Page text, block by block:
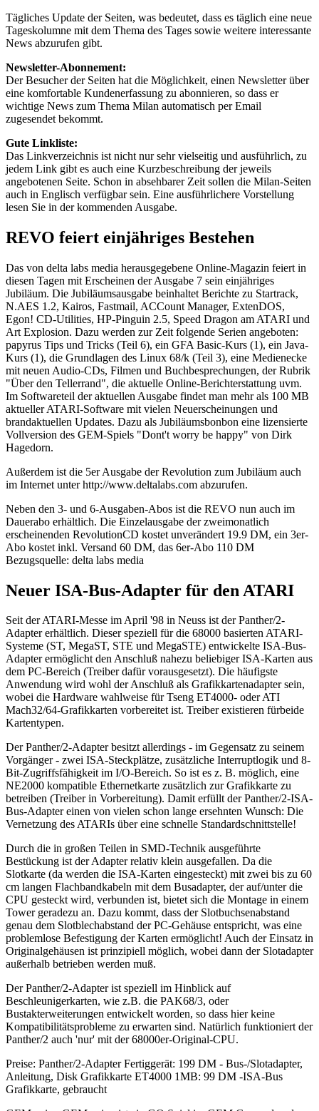
Tägliches Update der Seiten, was bedeutet, dass es täglich eine neue
Tageskolumne mit dem Thema des Tages sowie weitere interessante
News abzurufen gibt.
Newsletter-Abonnement:
Der Besucher der Seiten hat die Möglichkeit, einen Newsletter über
eine komfortable Kundenerfassung zu abonnieren, so dass er
wichtige News zum Thema Milan automatisch per Email
zugesendet bekommt.
Gute Linkliste:
Das Linkverzeichnis ist nicht nur sehr vielseitig und ausführlich, zu
jedem Link gibt es auch eine Kurzbeschreibung der jeweils
angebotenen Seite. Schon in absehbarer Zeit sollen die Milan-Seiten
auch in Englisch verfügbar sein. Eine ausführlichere Vorstellung
lesen Sie in der kommenden Ausgabe.
REVO feiert einjähriges Bestehen
Das von delta labs media herausgegebene Online-Magazin feiert in
diesen Tagen mit Erscheinen der Ausgabe 7 sein einjähriges
Jubiläum. Die Jubiläumsausgabe beinhaltet Berichte zu Startrack,
N.AES 1.2, Kairos, Fastmail, ACCount Manager, ExtenDOS,
Egon! CD-Utilities, HP-Pinguin 2.5, Speed Dragon am ATARI und
Art Explosion. Dazu werden zur Zeit folgende Serien angeboten:
papyrus Tips und Tricks (Teil 6), ein GFA Basic-Kurs (1), ein Java-
Kurs (1), die Grundlagen des Linux 68/k (Teil 3), eine Medienecke
mit neuen Audio-CDs, Filmen und Buchbesprechungen, der Rubrik
"Über den Tellerrand", die aktuelle Online-Berichterstattung uvm.
Im Softwareteil der aktuellen Ausgabe findet man mehr als 100 MB
aktueller ATARI-Software mit vielen Neuerscheinungen und
brandaktuellen Updates. Dazu als Jubiläumsbonbon eine lizensierte
Vollversion des GEM-Spiels "Dont't worry be happy" von Dirk
Hagedorn.
Außerdem ist die 5er Ausgabe der Revolution zum Jubiläum auch
im Internet unter http://www.deltalabs.com abzurufen.
Neben den 3- und 6-Ausgaben-Abos ist die REVO nun auch im
Dauerabo erhältlich. Die Einzelausgabe der zweimonatlich
erscheinenden RevolutionCD kostet unverändert 19.9 DM, ein 3er-
Abo kostet inkl. Versand 60 DM, das 6er-Abo 110 DM
Bezugsquelle: delta labs media
Neuer ISA-Bus-Adapter für den ATARI
Seit der ATARI-Messe im April '98 in Neuss ist der Panther/2-
Adapter erhältlich. Dieser speziell für die 68000 basierten ATARI-
Systeme (ST, MegaST, STE und MegaSTE) entwickelte ISA-Bus-
Adapter ermöglicht den Anschluß nahezu beliebiger ISA-Karten aus
dem PC-Bereich (Treiber dafür vorausgesetzt). Die häufigste
Anwendung wird wohl der Anschluß als Grafikkartenadapter sein,
wobei die Hardware wahlweise für Tseng ET4000- oder ATI
Mach32/64-Grafikkarten vorbereitet ist. Treiber existieren fürbeide
Kartentypen.
Der Panther/2-Adapter besitzt allerdings - im Gegensatz zu seinem
Vorgänger - zwei ISA-Steckplätze, zusätzliche Interruptlogik und 8-
Bit-Zugriffsfähigkeit im I/O-Bereich. So ist es z. B. möglich, eine
NE2000 kompatible Ethernetkarte zusätzlich zur Grafikkarte zu
betreiben (Treiber in Vorbereitung). Damit erfüllt der Panther/2-ISA-
Bus-Adapter einen von vielen schon lange ersehnten Wunsch: Die
Vernetzung des ATARIs über eine schnelle Standardschnittstelle!
Durch die in großen Teilen in SMD-Technik ausgeführte
Bestückung ist der Adapter relativ klein ausgefallen. Da die
Slotkarte (da werden die ISA-Karten eingesteckt) mit zwei bis zu 60
cm langen Flachbandkabeln mit dem Busadapter, der auf/unter die
CPU gesteckt wird, verbunden ist, bietet sich die Montage in einem
Tower geradezu an. Dazu kommt, dass der Slotbuchsenabstand
genau dem Slotblechabstand der PC-Gehäuse entspricht, was eine
problemlose Befestigung der Karten ermöglicht! Auch der Einsatz in
Originalgehäusen ist prinzipiell möglich, wobei dann der Slotadapter
außerhalb betrieben werden muß.
Der Panther/2-Adapter ist speziell im Hinblick auf
Beschleunigerkarten, wie z.B. die PAK68/3, oder
Bustakterweiterungen entwickelt worden, so dass hier keine
Kompatibilitätsprobleme zu erwarten sind. Natürlich funktioniert der
Panther/2 auch 'nur' mit der 68000er-Original-CPU.
Preise: Panther/2-Adapter Fertiggerät: 199 DM - Bus-/Slotadapter,
Anleitung, Disk Grafikkarte ET4000 1MB: 99 DM -ISA-Bus
Grafikkarte, gebraucht